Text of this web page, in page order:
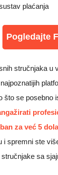
plaćanja
Pogledajte
stručnjaka u
što se posebno
za već 5
i spremni ste
sa